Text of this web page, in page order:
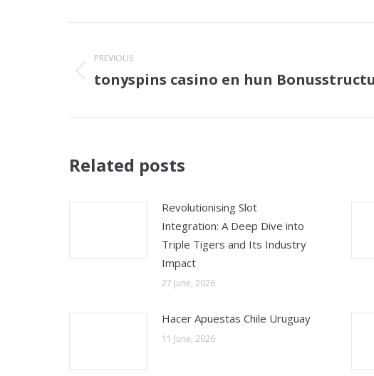
navigation
PREVIOUS
Previous
tonyspins casino en hun
Related posts
Revolutionising Slot
Integration: A Deep Dive into
Triple Tigers and Its Industry
Impact
27 June, 2026
Hacer Apuestas Chile Uruguay
11 June, 2026